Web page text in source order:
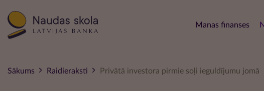
Main
Manas finanses
Sākums Raidieraksti Privātā investora pirmie soļi ieguldījumu jomā